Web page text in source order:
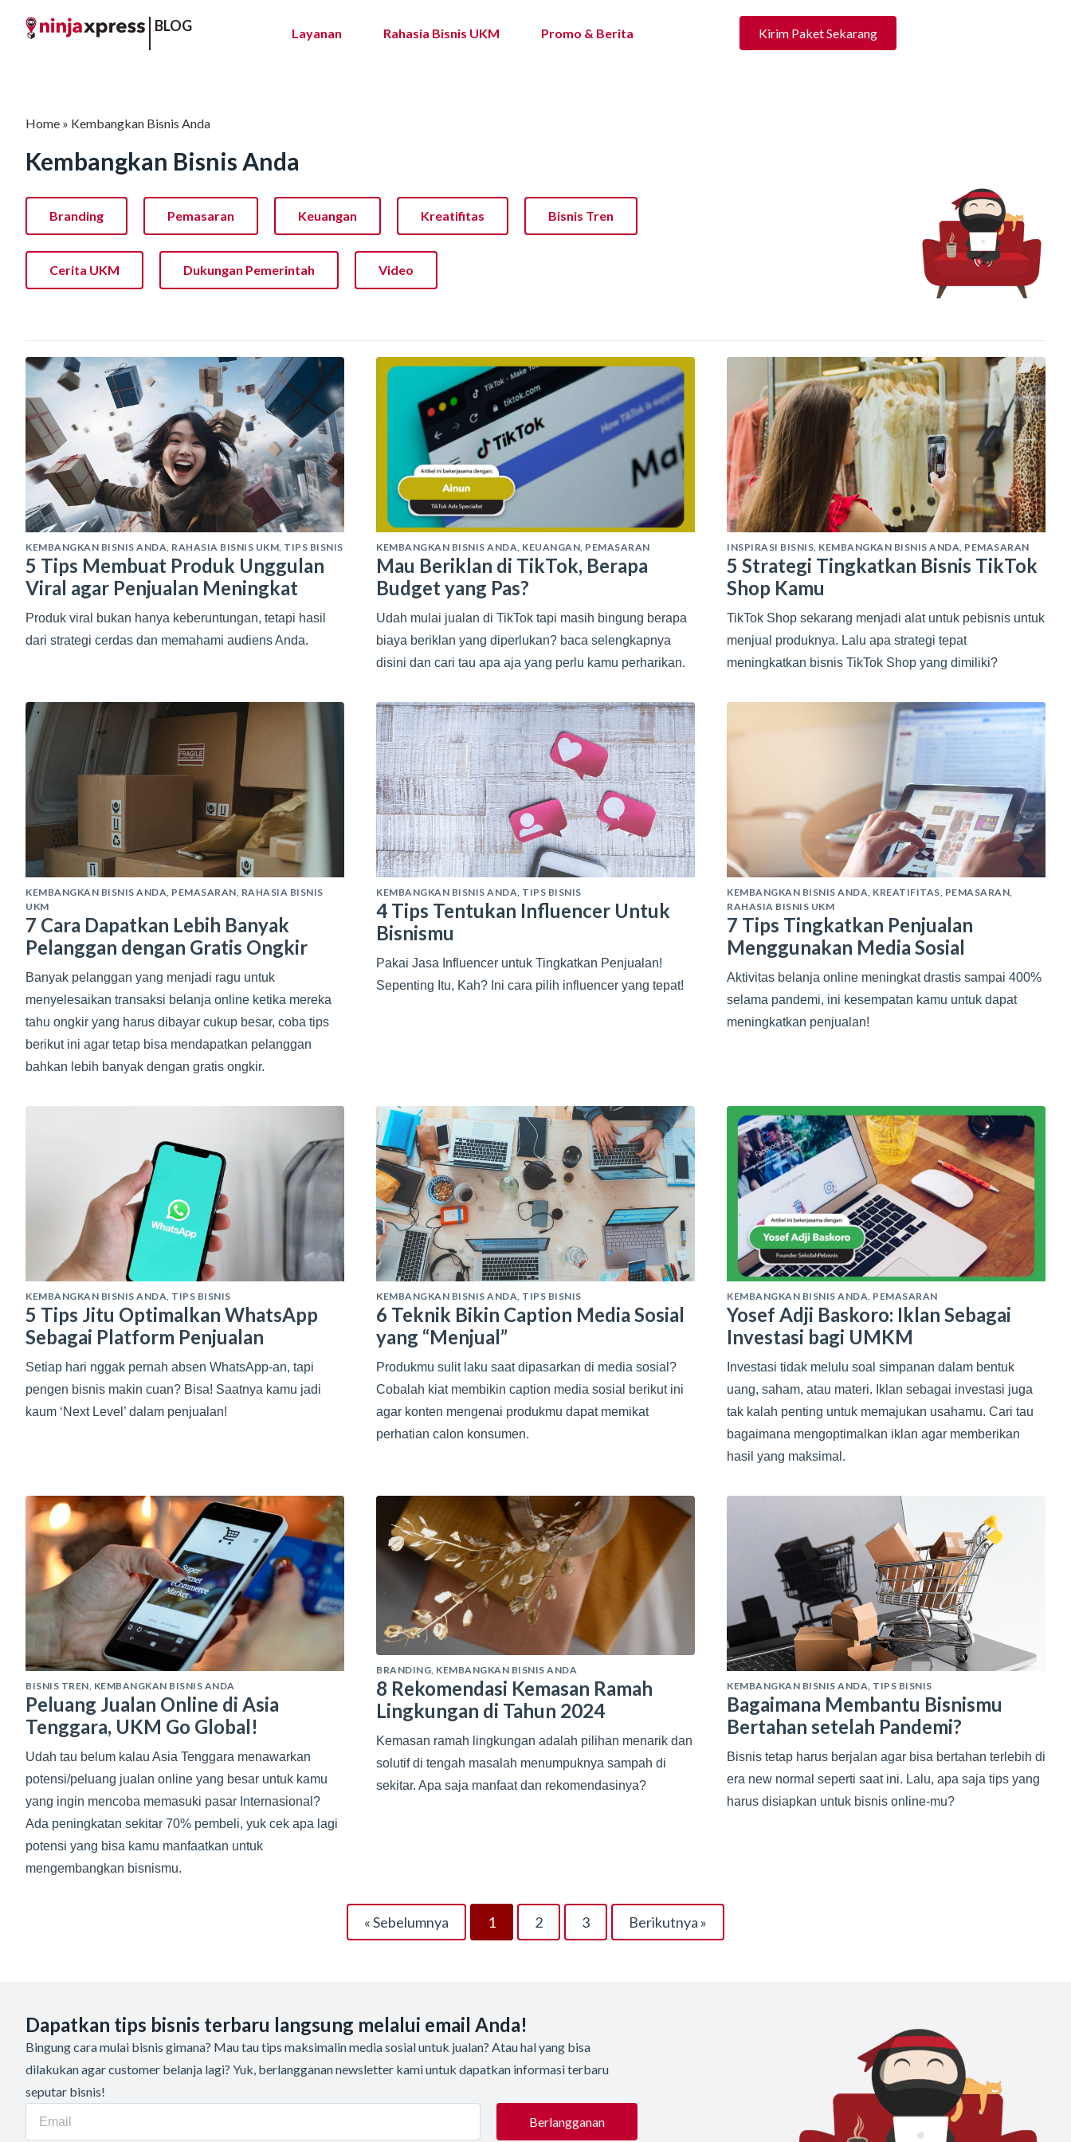
BLOG Layanan Rahasia Bisnis UKM Promo & Berita Kirim Paket Sekarang
Home » Kembangkan Bisnis Anda
Kembangkan Bisnis Anda
Branding Pemasaran Keuangan Kreatifitas Bisnis Tren
Cerita UKM Dukungan Pemerintah Video
KEMBANGKAN BISNIS ANDA, RAHASIA BISNIS UKM, TIPS BISNIS
5 Tips Membuat Produk Unggulan
Viral agar Penjualan Meningkat
Produk viral bukan hanya keberuntungan, tetapi hasil
dari strategi cerdas dan memahami audiens Anda.
KEMBANGKAN BISNIS ANDA, KEUANGAN, PEMASARAN
Mau Beriklan di TikTok, Berapa
Budget yang Pas?
Udah mulai jualan di TikTok tapi masih bingung berapa
biaya beriklan yang diperlukan? baca selengkapnya
disini dan cari tau apa aja yang perlu kamu perharikan.
INSPIRASI BISNIS, KEMBANGKAN BISNIS ANDA, PEMASARAN
5 Strategi Tingkatkan Bisnis TikTok
Shop Kamu
TikTok Shop sekarang menjadi alat untuk pebisnis untuk
menjual produknya. Lalu apa strategi tepat
meningkatkan bisnis TikTok Shop yang dimiliki?
KEMBANGKAN BISNIS ANDA, PEMASARAN, RAHASIA BISNIS
UKM
7 Cara Dapatkan Lebih Banyak
Pelanggan dengan Gratis Ongkir
Banyak pelanggan yang menjadi ragu untuk
menyelesaikan transaksi belanja online ketika mereka
tahu ongkir yang harus dibayar cukup besar, coba tips
berikut ini agar tetap bisa mendapatkan pelanggan
bahkan lebih banyak dengan gratis ongkir.
KEMBANGKAN BISNIS ANDA, TIPS BISNIS
4 Tips Tentukan Influencer Untuk
Bisnismu
Pakai Jasa Influencer untuk Tingkatkan Penjualan!
Sepenting Itu, Kah? Ini cara pilih influencer yang tepat!
KEMBANGKAN BISNIS ANDA, KREATIFITAS, PEMASARAN,
RAHASIA BISNIS UKM
7 Tips Tingkatkan Penjualan
Menggunakan Media Sosial
Aktivitas belanja online meningkat drastis sampai 400%
selama pandemi, ini kesempatan kamu untuk dapat
meningkatkan penjualan!
KEMBANGKAN BISNIS ANDA, TIPS BISNIS
5 Tips Jitu Optimalkan WhatsApp
Sebagai Platform Penjualan
Setiap hari nggak pernah absen WhatsApp-an, tapi
pengen bisnis makin cuan? Bisa! Saatnya kamu jadi
kaum ‘Next Level’ dalam penjualan!
KEMBANGKAN BISNIS ANDA, TIPS BISNIS
6 Teknik Bikin Caption Media Sosial
yang “Menjual”
Produkmu sulit laku saat dipasarkan di media sosial?
Cobalah kiat membikin caption media sosial berikut ini
agar konten mengenai produkmu dapat memikat
perhatian calon konsumen.
KEMBANGKAN BISNIS ANDA, PEMASARAN
Yosef Adji Baskoro: Iklan Sebagai
Investasi bagi UMKM
Investasi tidak melulu soal simpanan dalam bentuk
uang, saham, atau materi. Iklan sebagai investasi juga
tak kalah penting untuk memajukan usahamu. Cari tau
bagaimana mengoptimalkan iklan agar memberikan
hasil yang maksimal.
BISNIS TREN, KEMBANGKAN BISNIS ANDA
Peluang Jualan Online di Asia
Tenggara, UKM Go Global!
Udah tau belum kalau Asia Tenggara menawarkan
potensi/peluang jualan online yang besar untuk kamu
yang ingin mencoba memasuki pasar Internasional?
Ada peningkatan sekitar 70% pembeli, yuk cek apa lagi
potensi yang bisa kamu manfaatkan untuk
mengembangkan bisnismu.
BRANDING, KEMBANGKAN BISNIS ANDA
8 Rekomendasi Kemasan Ramah
Lingkungan di Tahun 2024
Kemasan ramah lingkungan adalah pilihan menarik dan
solutif di tengah masalah menumpuknya sampah di
sekitar. Apa saja manfaat dan rekomendasinya?
KEMBANGKAN BISNIS ANDA, TIPS BISNIS
Bagaimana Membantu Bisnismu
Bertahan setelah Pandemi?
Bisnis tetap harus berjalan agar bisa bertahan terlebih di
era new normal seperti saat ini. Lalu, apa saja tips yang
harus disiapkan untuk bisnis online-mu?
« Sebelumnya 1 2 3 Berikutnya »
Dapatkan tips bisnis terbaru langsung melalui email Anda!
Bingung cara mulai bisnis gimana? Mau tau tips maksimalin media sosial untuk jualan? Atau hal yang bisa
dilakukan agar customer belanja lagi? Yuk, berlangganan newsletter kami untuk dapatkan informasi terbaru
seputar bisnis!
Berlangganan